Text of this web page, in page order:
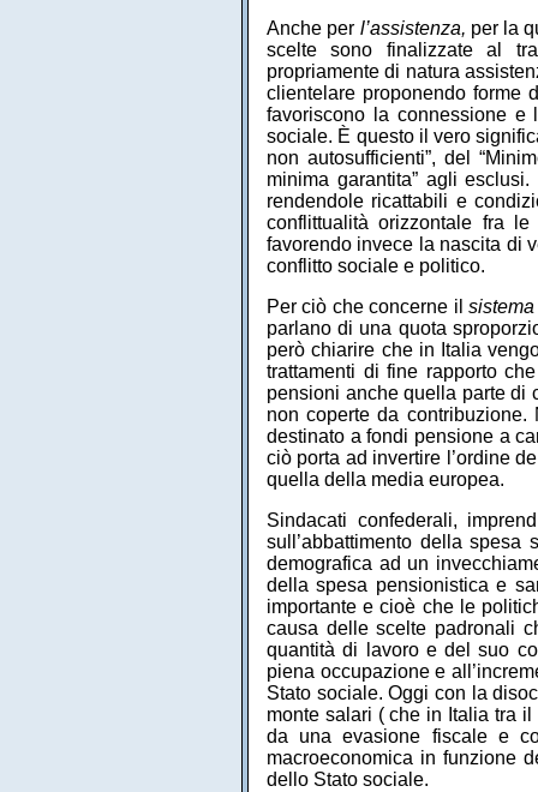
Anche per l’assistenza, per la
scelte sono finalizzate al
propriamente di natura
clientelare proponendo forme
favoriscono la connessione e
sociale. È questo il vero
non autosufficienti”, del
minima garantita” agli
rendendole ricattabili e
conflittualità orizzontale fra
favorendo invece la nascita di
conflitto sociale e politico.
Per ciò che concerne il
parlano di una quota
però chiarire che in Italia
trattamenti di fine rapporto
pensioni anche quella parte di
non coperte da
destinato a fondi pensione a
ciò porta ad invertire l’ordine
quella della media europea.
Sindacati confederali,
sull’abbattimento della
demografica ad un
della spesa pensionistica e
importante e cioè che le
causa delle scelte padronali
quantità di lavoro e del suo
piena occupazione e
Stato sociale. Oggi con la
monte salari ( che in Italia tra
da una evasione fiscale e
macroeconomica in funzione
dello Stato sociale.